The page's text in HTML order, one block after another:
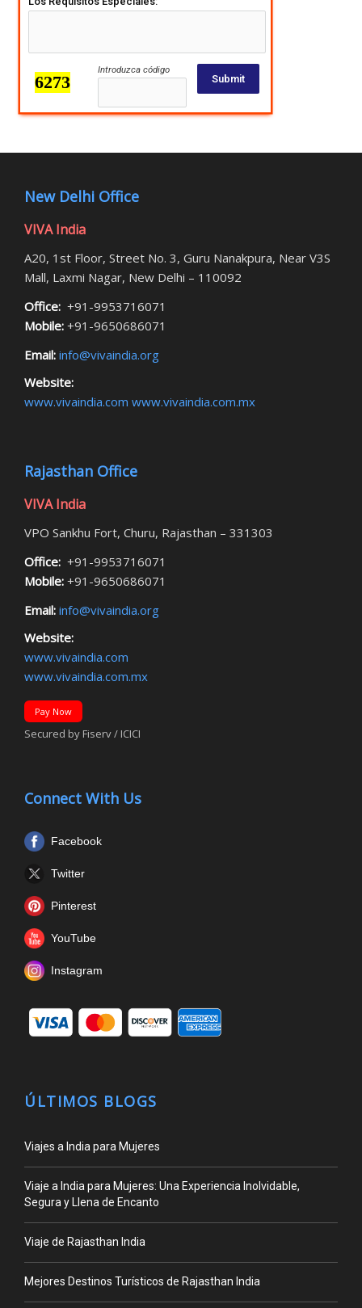
Introduzca código
Submit
New Delhi Office
VIVA India
A20, 1st Floor, Street No. 3, Guru Nanakpura, Near V3S
Mall, Laxmi Nagar, New Delhi – 110092
Office: +91-9953716071
Mobile: +91-9650686071
Email: info@vivaindia.org
Website:
www.vivaindia.com www.vivaindia.com.mx
Rajasthan Office
VIVA India
VPO Sankhu Fort, Churu, Rajasthan – 331303
Office: +91-9953716071
Mobile: +91-9650686071
Email: info@vivaindia.org
Website:
www.vivaindia.com
www.vivaindia.com.mx
Pay Now
Secured by Fiserv / ICICI
Connect With Us
Facebook
Twitter
Pinterest
YouTube
Instagram
ÚLTIMOS BLOGS
Viajes a India para Mujeres
Viaje a India para Mujeres: Una Experiencia Inolvidable,
Segura y Llena de Encanto
Viaje de Rajasthan India
Mejores Destinos Turísticos de Rajasthan India